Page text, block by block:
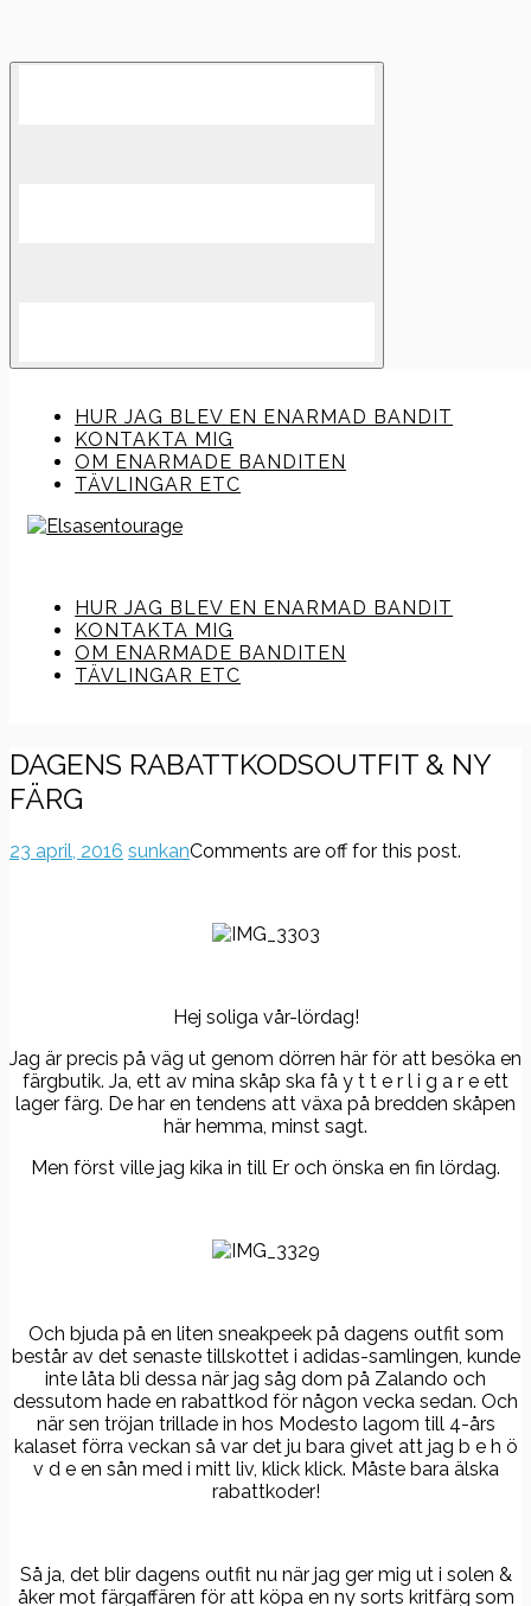
Skip
HUR JAG BLEV EN ENARMAD BANDIT
KONTAKTA MIG
OM ENARMADE BANDITEN
TÄVLINGAR ETC
HUR JAG BLEV EN ENARMAD BANDIT
KONTAKTA MIG
OM ENARMADE BANDITEN
TÄVLINGAR ETC
DAGENS RABATTKODSOUTFIT & NY
FÄRG
23 april, 2016 sunkanComments are off for this post.
Hej soliga vår-lördag!
Jag är precis på väg ut genom dörren här för att besöka en
färgbutik. Ja, ett av mina skåp ska få y t t e r l i g a r e ett
lager färg. De har en tendens att växa på bredden skåpen
här hemma, minst sagt.
Men först ville jag kika in till Er och önska en fin lördag.
Och bjuda på en liten sneakpeek på dagens outfit som
består av det senaste tillskottet i adidas-samlingen, kunde
inte låta bli dessa när jag såg dom på Zalando och
dessutom hade en rabattkod för någon vecka sedan. Och
när sen tröjan trillade in hos Modesto lagom till 4-års
kalaset förra veckan så var det ju bara givet att jag b e h ö
v d e en sån med i mitt liv, klick klick. Måste bara älska
rabattkoder!
Så ja, det blir dagens outfit nu när jag ger mig ut i solen &
åker mot färgaffären för att köpa en ny sorts kritfärg som